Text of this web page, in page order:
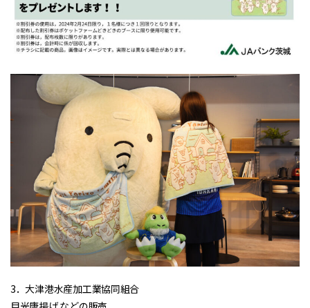
3．大津港水産加工業協同組合